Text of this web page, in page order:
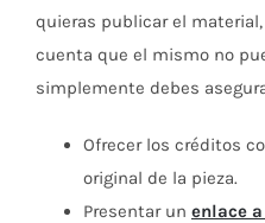
quieras publicar el
cuenta que el mismo no
simplemente debes
Ofrecer los créditos
original de la pieza.
Presentar un enlace